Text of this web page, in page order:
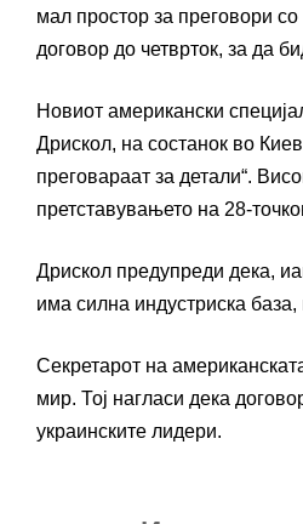
мал простор за преговори
договор до четврток, за да
Новиот американски
Дрискол, на состанок во
преговараат за детали“.
претставувањето на 28-
Дрискол предупреди дека,
има силна индустриска
Секретарот на
мир. Тој нагласи дека
украинските лидери.